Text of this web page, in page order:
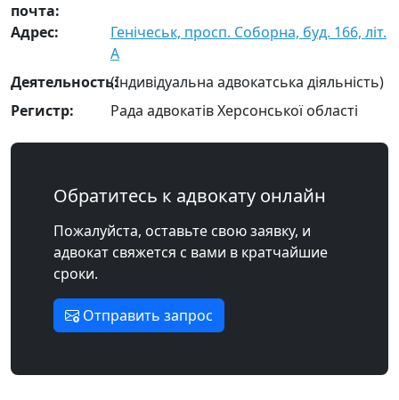
почта:
Адрес:
Генічеськ, просп. Соборна, буд. 166, літ.
А
Деятельность:(Індивідуальна адвокатська діяльність)
Регистр:
Рада адвокатів Херсонської області
Обратитесь к адвокату онлайн
Пожалуйста, оставьте свою заявку, и
адвокат свяжется с вами в кратчайшие
сроки.
Отправить запрос